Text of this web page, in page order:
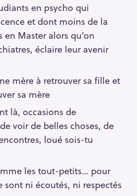
en psycho qui
et dont moins de la
Master alors qu’on
éclaire leur avenir
mère à retrouver sa fille et
sa mère
là, occasions de
voir de belles choses, de
loué sois-tu
les tout-petits… pour
sont ni écoutés, ni respectés